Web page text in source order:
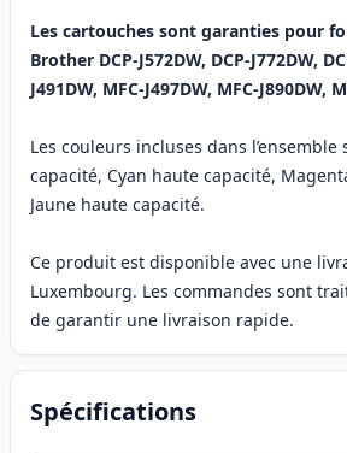
Les cartouches sont garanties pour
Brother DCP-J572DW, DCP-J772DW,
J491DW, MFC-J497DW, MFC-J890DW,
Les couleurs incluses dans
capacité, Cyan haute capacité,
Jaune haute capacité.
Ce produit est disponible avec une
Luxembourg. Les commandes sont
de garantir une livraison rapide.
Spécifications